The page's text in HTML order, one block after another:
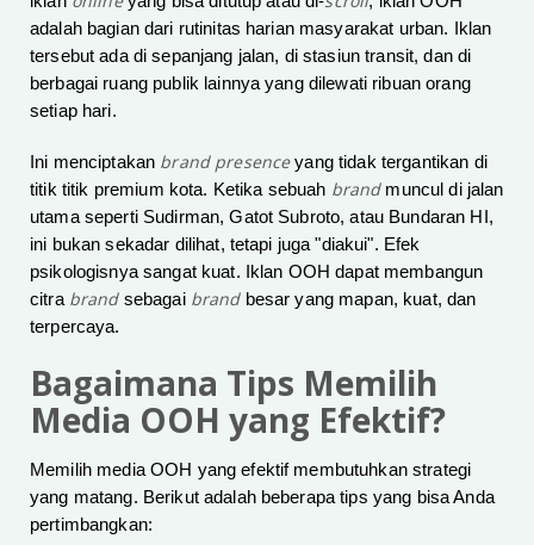
adalah bagian dari rutinitas harian masyarakat urban. Iklan
tersebut ada di sepanjang jalan, di stasiun transit, dan di
berbagai ruang publik lainnya yang dilewati ribuan orang
setiap hari.
Ini menciptakan brand presenceyang tidak tergantikan di
titik titik premium kota. Ketika sebuah brandmuncul di jalan
utama seperti Sudirman, Gatot Subroto, atau Bundaran HI,
ini bukan sekadar dilihat, tetapi juga "diakui". Efek
psikologisnya sangat kuat. Iklan OOH dapat membangun
citra brandsebagai brandbesar yang mapan, kuat, dan
terpercaya.
Bagaimana Tips Memilih
Media OOH yang Efektif?
Memilih media OOH yang efektif membutuhkan strategi
yang matang. Berikut adalah beberapa tips yang bisa Anda
pertimbangkan: